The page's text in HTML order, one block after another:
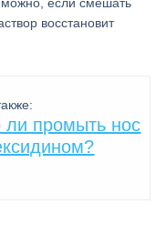
восстановит
промыть нос